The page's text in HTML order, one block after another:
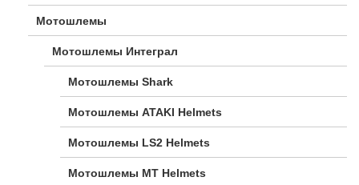
Мотошлемы
Мотошлемы Интеграл
Мотошлемы Shark
Мотошлемы ATAKI Helmets
Мотошлемы LS2 Helmets
Мотошлемы MT Helmets